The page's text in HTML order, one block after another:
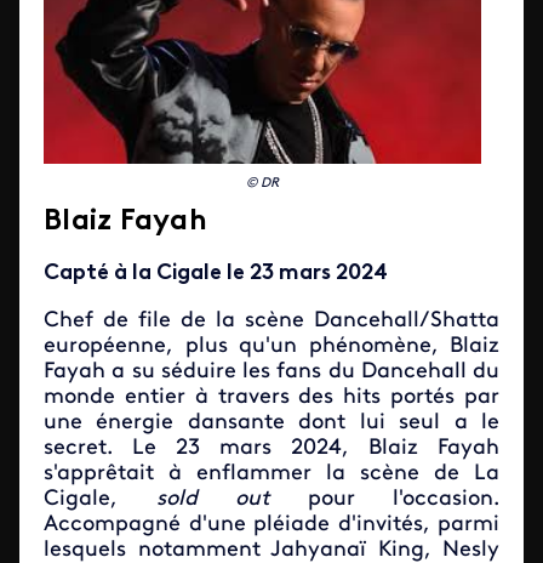
© DR
Blaiz Fayah
Capté à la Cigale le 23 mars 2024
Chef de file de la scène Dancehall/Shatta
européenne, plus qu'un phénomène, Blaiz
Fayah a su séduire les fans du Dancehall du
monde entier à travers des hits portés par
une énergie dansante dont lui seul a le
secret. Le 23 mars 2024, Blaiz Fayah
s'apprêtait à enflammer la scène de La
Cigale, sold outpour l'occasion.
Accompagné d'une pléiade d'invités, parmi
lesquels notamment Jahyanaï King, Nesly